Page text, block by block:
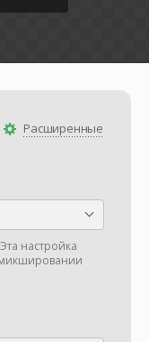
Расширенные
настройка